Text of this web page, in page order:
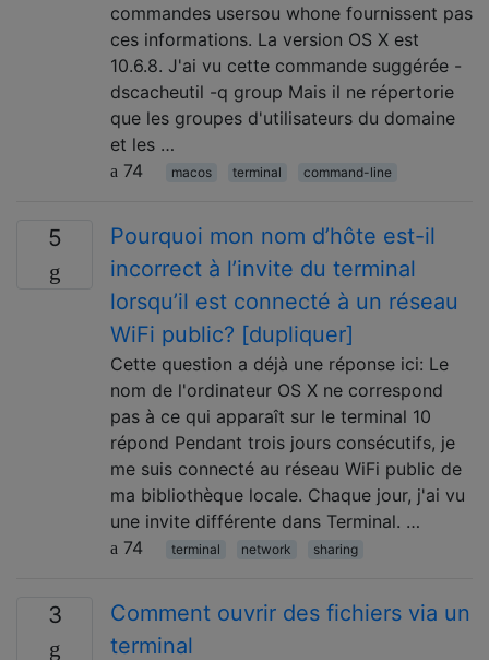
commandes usersou whone fournissent pas
ces informations. La version OS X est
10.6.8. J'ai vu cette commande suggérée -
dscacheutil -q group Mais il ne répertorie
que les groupes d'utilisateurs du domaine
et les …
74
macos terminal command-line
5
Pourquoi mon nom d’hôte est-il
incorrect à l’invite du terminal
lorsqu’il est connecté à un réseau
WiFi public? [dupliquer]
Cette question a déjà une réponse ici: Le
nom de l'ordinateur OS X ne correspond
pas à ce qui apparaît sur le terminal 10
répond Pendant trois jours consécutifs, je
me suis connecté au réseau WiFi public de
ma bibliothèque locale. Chaque jour, j'ai vu
une invite différente dans Terminal. …
74
terminal network sharing
3
Comment ouvrir des fichiers via un
terminal